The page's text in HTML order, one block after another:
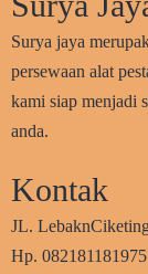
Surya jaya
persewaan alat
kami siap menjadi
anda.
Kontak
JL.
Hp. 082181181975